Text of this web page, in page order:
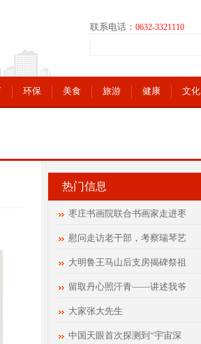
联系电话： 0632-3321110
环保 美食 旅游 健康 文化
热门信息
枣庄书画院联合书画家走进枣
慰问走访老干部，考察瑞琴艺
大明鲁王马山后支房揭碑祭祖
留取丹心照汗青——讲述我爷
大家张大先生
中国天眼首次探测到“宇宙深